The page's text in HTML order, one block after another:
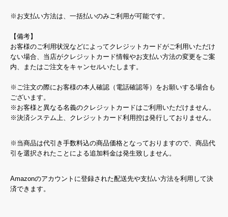
※お支払い方法は、一括払いのみご利用が可能です。
【備考】
お客様のご利用状況などによってクレジットカードがご利用いただけ
ない場合、当店がクレジットカード情報やお支払い方法の変更をご案
内、またはご注文をキャンセルいたします。
※ご注文の際にお客様の本人確認（電話確認等）をお願いする場合も
ございます。
※お客様と異なる名義のクレジットカードはご利用いただけません。
※決済システム上、クレジットカード利用控は発行しておりません。
※当商品は代引き手数料込の商品価格となっておりますので、商品代
引を選択されたことによる追加料金は発生致しません。
Amazonのアカウントに登録された配送先や支払い方法を利用して決
済できます。